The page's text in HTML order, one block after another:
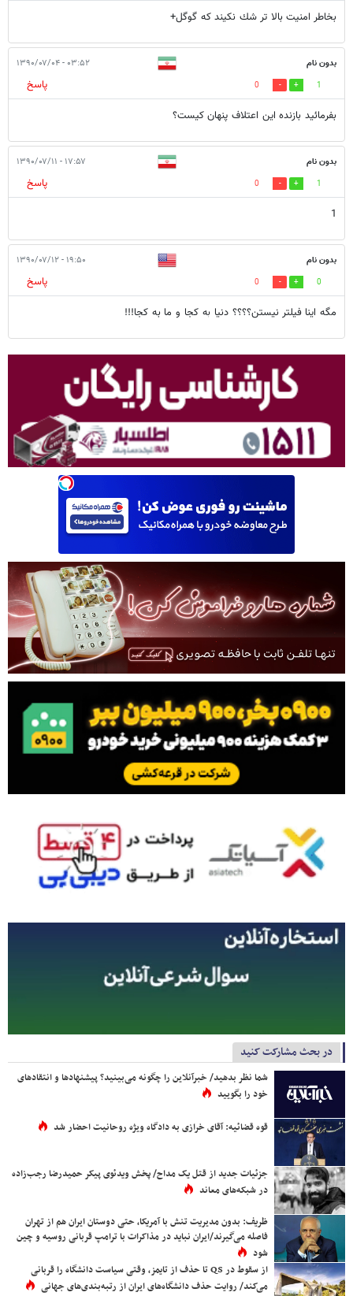
بخاطر امنيت بالا تر شك نكيند كه گوگل+
بدون نام ۰۳:۵۲ - ۱۳۹۰/۰۷/۰۴
1
0
پاسخ
بفرمائيد بازنده اين اعتلاف پنهان كيست؟
بدون نام ۱۷:۵۷ - ۱۳۹۰/۰۷/۱۱
1
0
پاسخ
1
بدون نام ۱۹:۵۰ - ۱۳۹۰/۰۷/۱۲
0
0
پاسخ
مگه اینا فیلتر نیستن؟؟؟؟ دنیا به کجا و ما به کجا!!!
در بحث مشارکت کنید
شما نظر بدهید/ خبرآنلاین را چگونه می‌بینید؟ پیشنهادها و انتقادهای
خود را بگویید
قوه قضائیه: آقای خرازی به دادگاه ویژه روحانیت احضار شد
جزئیات جدید از قتل یک مداح/ پخش ویدئوی پیکر حمیدرضا رجب‌زاده
در شبکه‌های معاند
ظریف: بدون مدیریت تنش با آمریکا، حتی دوستان ایران هم از تهران
فاصله می‌گیرند/ایران نباید در مذاکرات با ترامپ قربانی روسیه و چین
شود
از سقوط در QS تا حذف از تایمز، وقتی سیاست دانشگاه را قربانی
می‌کند/ روایت حذف دانشگاه‌های ایران از رتبه‌بندی‌های جهانی